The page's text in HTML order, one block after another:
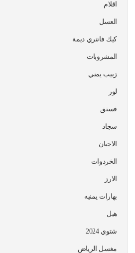
اقلام
العسل
كيك فانتري ديمة
المشروبات
زبيب يمني
لوز
فستق
سجاد
الاجبان
الخردوات
الارز
بهارات يمنيه
هيل
شتوي 2024
مغسل الرياض